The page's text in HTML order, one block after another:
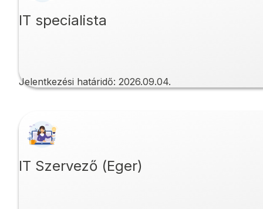
IT specialista
Jelentkezési határidő: 2026.09.04.
IT Szervező (Eger)